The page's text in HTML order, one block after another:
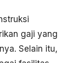
gaji yang
Selain itu,